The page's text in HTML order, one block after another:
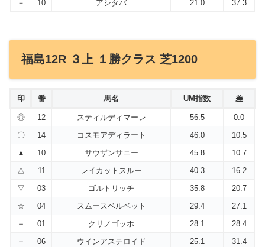
－
10 アシタバ 21.0 37.3
福島12R ３上 １勝クラス 芝1200
印 番 馬名 UM指数 差
◎ 12 スティルディマーレ 56.5
0.0
〇
14 コスモアディラート 46.0
10.5
▲
10 サウザンサニー 45.8
10.7
△
11 レイカットスルー 40.3
16.2
▽
03 ゴルトリッチ 35.8
20.7
☆
04 スムースベルベット 29.4
27.1
＋
01 クリノゴッホ 28.1
28.4
＋
06 ウインアステロイド 25.1
31.4